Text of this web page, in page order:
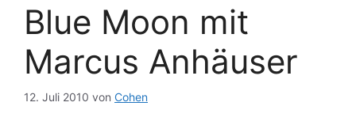
Blue Moon mit
Marcus Anhäuser
12. Juli 2010 von Cohen